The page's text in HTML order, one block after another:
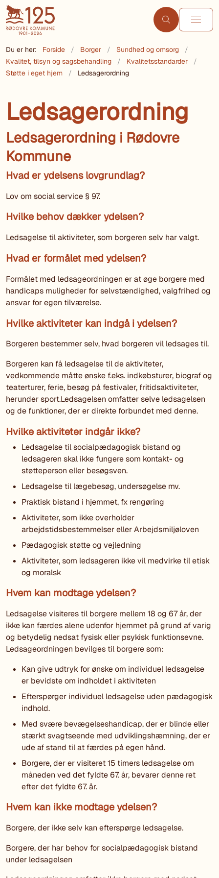
Du er her: Forside Borger
Sundhed og omsorg
Kvalitet, tilsyn og sagsbehandling
Kvalitetsstandarder
Støtte i eget hjem
Ledsagerordning
Ledsagerordning
Ledsagerordning i Rødovre
Kommune
Hvad er ydelsens lovgrundlag?
Lov om social service § 97.
Hvilke behov dækker ydelsen?
Ledsagelse til aktiviteter, som borgeren selv har valgt.
Hvad er formålet med ydelsen?
Formålet med ledsageordningen er at øge borgere med
handicaps muligheder for selvstændighed, valgfrihed og
ansvar for egen tilværelse.
Hvilke aktiviteter kan indgå i ydelsen?
Borgeren bestemmer selv, hvad borgeren vil ledsages til.
Borgeren kan få ledsagelse til de aktiviteter,
vedkommende måtte ønske f.eks. indkøbsturer, biograf og
teaterturer, ferie, besøg på festivaler, fritidsaktiviteter,
herunder sport.Ledsagelsen omfatter selve ledsagelsen
og de funktioner, der er direkte forbundet med denne.
Hvilke aktiviteter indgår ikke?
Ledsagelse til socialpædagogisk bistand og
ledsageren skal ikke fungere som kontakt- og
støtteperson eller besøgsven.
Ledsagelse til lægebesøg, undersøgelse mv.
Praktisk bistand i hjemmet, fx rengøring
Aktiviteter, som ikke overholder
arbejdstidsbestemmelser eller Arbejdsmiljøloven
Pædagogisk støtte og vejledning
Aktiviteter, som ledsageren ikke vil medvirke til etisk
og moralsk
Hvem kan modtage ydelsen?
Ledsagelse visiteres til borgere mellem 18 og 67 år, der
ikke kan færdes alene udenfor hjemmet på grund af varig
og betydelig nedsat fysisk eller psykisk funktionsevne.
Ledsageordningen bevilges til borgere som:
Kan give udtryk for ønske om individuel ledsagelse
er bevidste om indholdet i aktiviteten
Efterspørger individuel ledsagelse uden pædagogisk
indhold.
Med svære bevægelseshandicap, der er blinde eller
stærkt svagtseende med udviklingshæmning, der er
ude af stand til at færdes på egen hånd.
Borgere, der er visiteret 15 timers ledsagelse om
måneden ved det fyldte 67. år, bevarer denne ret
efter det fyldte 67. år.
Hvem kan ikke modtage ydelsen?
Borgere, der ikke selv kan efterspørge ledsagelse.
Borgere, der har behov for socialpædagogisk bistand
under ledsagelsen